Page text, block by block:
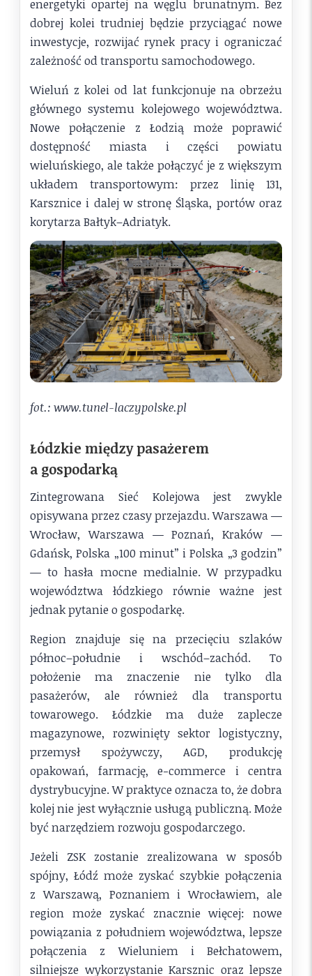
energetyki opartej na węglu brunatnym. Bez
dobrej kolei trudniej będzie przyciągać nowe
inwestycje, rozwijać rynek pracy i ograniczać
zależność od transportu samochodowego.
Wieluń z kolei od lat funkcjonuje na obrzeżu
głównego systemu kolejowego województwa.
Nowe połączenie z Łodzią może poprawić
dostępność miasta i części powiatu
wieluńskiego, ale także połączyć je z większym
układem transportowym: przez linię 131,
Karsznice i dalej w stronę Śląska, portów oraz
korytarza Bałtyk–Adriatyk.
fot.: www.tunel-laczypolske.pl
Łódzkie między pasażerem
a gospodarką
Zintegrowana Sieć Kolejowa jest zwykle
opisywana przez czasy przejazdu. Warszawa —
Wrocław, Warszawa — Poznań, Kraków —
Gdańsk, Polska „100 minut” i Polska „3 godzin”
— to hasła mocne medialnie. W przypadku
województwa łódzkiego równie ważne jest
jednak pytanie o gospodarkę.
Region znajduje się na przecięciu szlaków
północ–południe i wschód–zachód. To
położenie ma znaczenie nie tylko dla
pasażerów, ale również dla transportu
towarowego. Łódzkie ma duże zaplecze
magazynowe, rozwinięty sektor logistyczny,
przemysł spożywczy, AGD, produkcję
opakowań, farmację, e-commerce i centra
dystrybucyjne. W praktyce oznacza to, że dobra
kolej nie jest wyłącznie usługą publiczną. Może
być narzędziem rozwoju gospodarczego.
Jeżeli ZSK zostanie zrealizowana w sposób
spójny, Łódź może zyskać szybkie połączenia
z Warszawą, Poznaniem i Wrocławiem, ale
region może zyskać znacznie więcej: nowe
powiązania z południem województwa, lepsze
połączenia z Wieluniem i Bełchatowem,
silniejsze wykorzystanie Karsznic oraz lepsze